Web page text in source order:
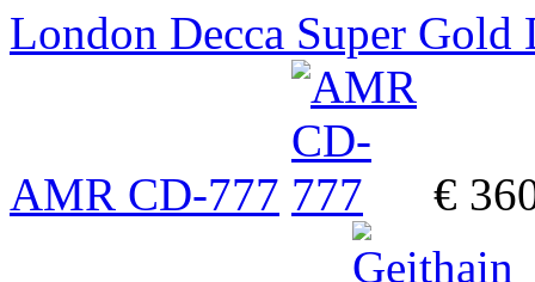
London Decca Super Gold
AMR CD-777 €